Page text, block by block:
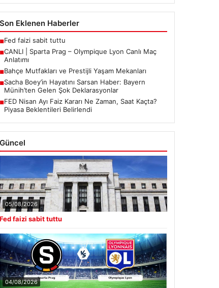
Son Eklenen Haberler
■Fed faizi sabit tuttu
■CANLI | Sparta Prag – Olympique Lyon Canlı Maç
Anlatımı
■Bahçe Mutfakları ve Prestijli Yaşam Mekanları
■Sacha Boey’in Hayatını Sarsan Haber: Bayern
Münih’ten Gelen Şok Deklarasyonlar
■FED Nisan Ayı Faiz Kararı Ne Zaman, Saat Kaçta?
Piyasa Beklentileri Belirlendi
Güncel
05/08/2026
Fed faizi sabit tuttu
04/08/2026